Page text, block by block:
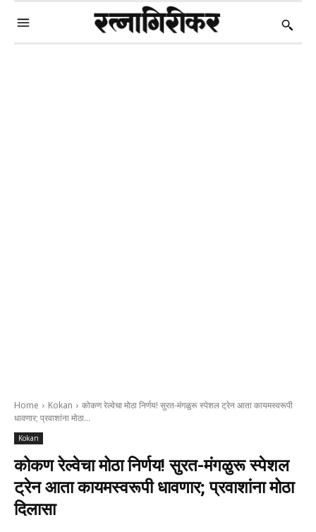
Home Kokan
कोकण रेल्वेचा मोठा निर्णय! सुरत-मंगळुरू स्पेशल ट्रेन आता कायमस्वरूपी
धावणार; प्रवाशांना मोठा...
Kokan
कोकण रेल्वेचा मोठा निर्णय! सुरत-मंगळुरू स्पेशल
ट्रेन आता कायमस्वरूपी धावणार; प्रवाशांना मोठा
दिलासा